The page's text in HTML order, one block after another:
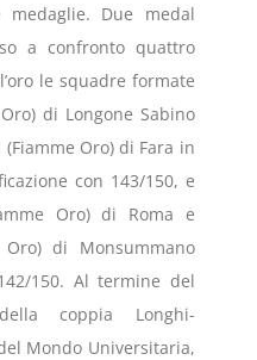
Due medal
a confronto quattro
le squadre formate
di Longone Sabino
Oro) di Fara in
con 143/150, e
Oro) di Roma e
di Monsummano
150. Al termine del
coppia Longhi-
Mondo Universitaria,